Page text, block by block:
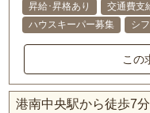
昇給･昇格あり
交通費支
ハウスキーパー募集
シ
この
港南中央駅から徒歩7